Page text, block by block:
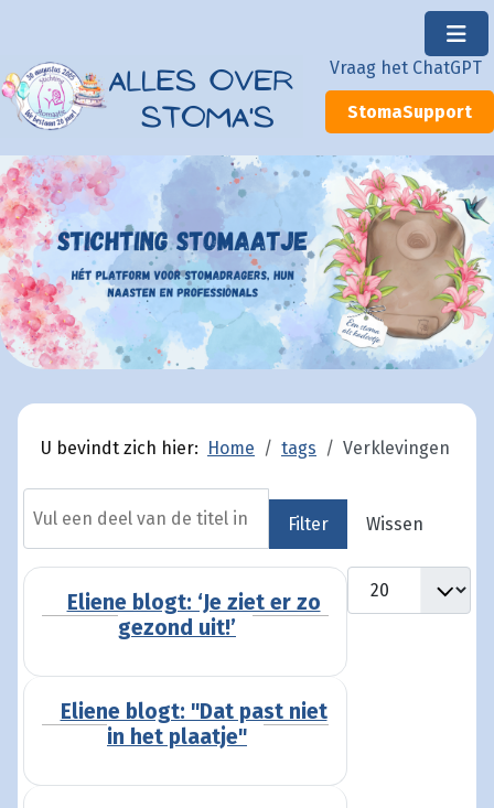
Vraag het ChatGPT
StomaSupport
U bevindt zich hier: Home tags Verklevingen
Filter
Wissen
Toon #
Eliene blogt: ‘Je ziet er zo
gezond uit!’
Eliene blogt: "Dat past niet
in het plaatje"
×